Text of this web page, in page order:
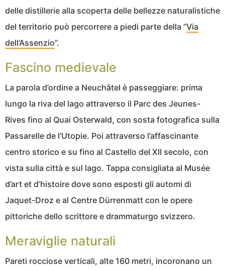
delle distillerie alla scoperta delle bellezze naturalistiche
del territorio può percorrere a piedi parte della “Via
dell’Assenzio”.
Fascino medievale
La parola d’ordine a Neuchâtel è passeggiare: prima
lungo la riva del lago attraverso il Parc des Jeunes-
Rives fino al Quai Osterwald, con sosta fotografica sulla
Passarelle de l’Utopie. Poi attraverso l’affascinante
centro storico e su fino al Castello del XII secolo, con
vista sulla città e sul lago. Tappa consigliata al Musée
d’art et d’histoire dove sono esposti gli automi di
Jaquet-Droz e al Centre Dürrenmatt con le opere
pittoriche dello scrittore e drammaturgo svizzero.
Meraviglie naturali
Pareti rocciose verticali, alte 160 metri, incoronano un